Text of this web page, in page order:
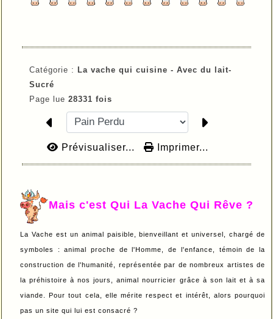
Catégorie : La vache qui cuisine - Avec du lait-
Sucré
Page lue 28331 fois
Prévisualiser... Imprimer...
Mais c'est Qui La Vache Qui Rêve ?
La Vache est un animal paisible, bienveillant et universel, chargé de
symboles : animal proche de l'Homme, de l'enfance, témoin de la
construction de l'humanité, représentée par de nombreux artistes de
la préhistoire à nos jours, animal nourricier grâce à son lait et à sa
viande. Pour tout cela, elle mérite respect et intérêt, alors pourquoi
pas un site qui lui est consacré ?